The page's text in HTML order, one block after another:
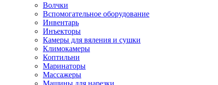
Волчки
Вспомогательное оборудование
Инвентарь
Инъекторы
Камеры для вяления и сушки
Климокамеры
Коптильни
Маринаторы
Массажеры